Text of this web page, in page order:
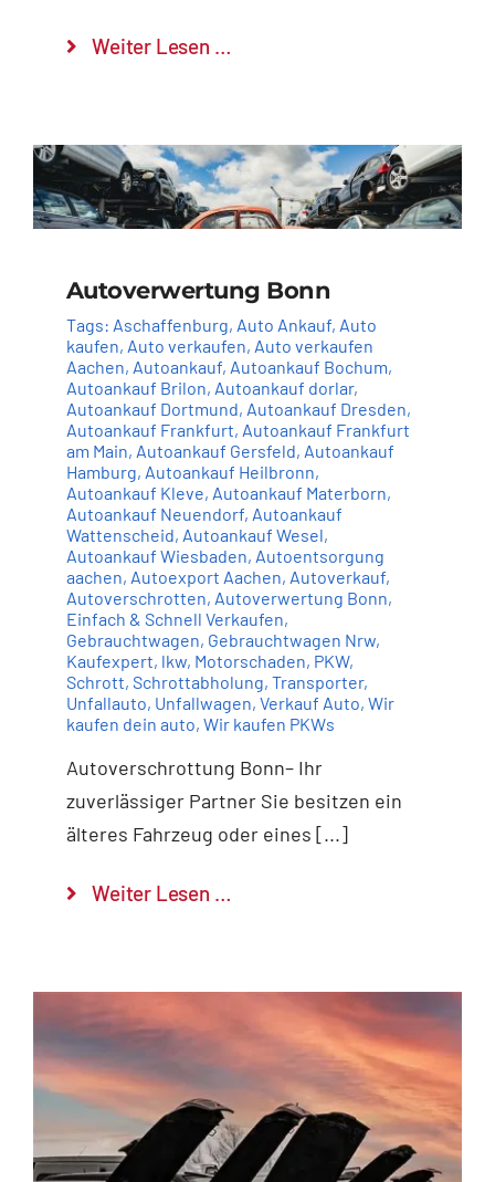
Weiter Lesen …
Autoverwertung Bonn
Tags: Aschaffenburg, Auto Ankauf, Auto
kaufen, Auto verkaufen, Auto verkaufen
Aachen, Autoankauf, Autoankauf Bochum,
Autoankauf Brilon, Autoankauf dorlar,
Autoankauf Dortmund, Autoankauf Dresden,
Autoankauf Frankfurt, Autoankauf Frankfurt
am Main, Autoankauf Gersfeld, Autoankauf
Hamburg, Autoankauf Heilbronn,
Autoankauf Kleve, Autoankauf Materborn,
Autoankauf Neuendorf, Autoankauf
Wattenscheid, Autoankauf Wesel,
Autoankauf Wiesbaden, Autoentsorgung
aachen, Autoexport Aachen, Autoverkauf,
Autoverschrotten, Autoverwertung Bonn,
Einfach & Schnell Verkaufen,
Gebrauchtwagen, Gebrauchtwagen Nrw,
Kaufexpert, lkw, Motorschaden, PKW,
Schrott, Schrottabholung, Transporter,
Unfallauto, Unfallwagen, Verkauf Auto, Wir
kaufen dein auto, Wir kaufen PKWs
Autoverschrottung Bonn– Ihr
zuverlässiger Partner Sie besitzen ein
älteres Fahrzeug oder eines [...]
Weiter Lesen …